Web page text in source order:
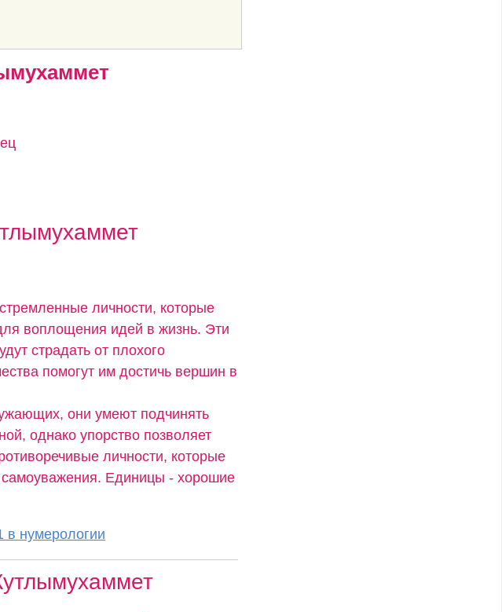
личности, которые
воплощения идей в жизнь. Эти
страдать от плохого
помогут им достичь вершин в
они умеют подчинять
однако упорство позволяет
личности, которые
самоуважения. Единицы - хорошие
в нумерологии